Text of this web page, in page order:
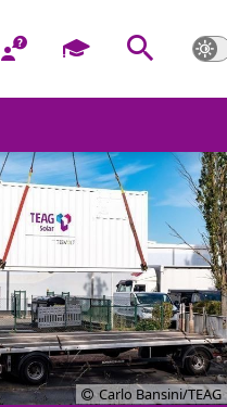
Carlo Bansini/TEAG